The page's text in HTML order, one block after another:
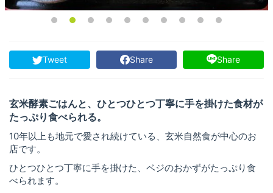
Tweet Share Share
玄米酵素ごはんと、ひとつひとつ丁寧に手を掛けた食材が
たっぷり食べられる。
10年以上も地元で愛され続けている、玄米自然食が中心のお
店です。
ひとつひとつ丁寧に手を掛けた、ベジのおかずがたっぷり食
べられます。